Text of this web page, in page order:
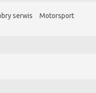
serwis
Motorsport